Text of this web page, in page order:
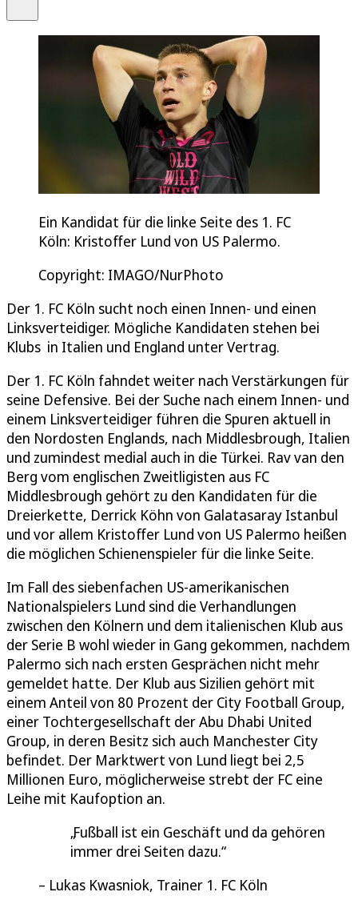
Ein Kandidat für die linke Seite des 1. FC
Köln: Kristoffer Lund von US Palermo.
Copyright: IMAGO/NurPhoto
Der 1. FC Köln sucht noch einen Innen- und einen
Linksverteidiger. Mögliche Kandidaten stehen bei
Klubs in Italien und England unter Vertrag.
Der 1. FC Köln fahndet weiter nach Verstärkungen für
seine Defensive. Bei der Suche nach einem Innen- und
einem Linksverteidiger führen die Spuren aktuell in
den Nordosten Englands, nach Middlesbrough, Italien
und zumindest medial auch in die Türkei. Rav van den
Berg vom englischen Zweitligisten aus FC
Middlesbrough gehört zu den Kandidaten für die
Dreierkette, Derrick Köhn von Galatasaray Istanbul
und vor allem Kristoffer Lund von US Palermo heißen
die möglichen Schienenspieler für die linke Seite.
Im Fall des siebenfachen US-amerikanischen
Nationalspielers Lund sind die Verhandlungen
zwischen den Kölnern und dem italienischen Klub aus
der Serie B wohl wieder in Gang gekommen, nachdem
Palermo sich nach ersten Gesprächen nicht mehr
gemeldet hatte. Der Klub aus Sizilien gehört mit
einem Anteil von 80 Prozent der City Football Group,
einer Tochtergesellschaft der Abu Dhabi United
Group, in deren Besitz sich auch Manchester City
befindet. Der Marktwert von Lund liegt bei 2,5
Millionen Euro, möglicherweise strebt der FC eine
Leihe mit Kaufoption an.
Fußball ist ein Geschäft und da gehören
immer drei Seiten dazu.
Lukas Kwasniok, Trainer 1. FC Köln